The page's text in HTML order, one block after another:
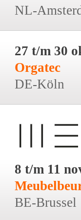
NL-
27 t/m 30
Orgatec
DE-Köln
8 t/m 11
BE-Brussel